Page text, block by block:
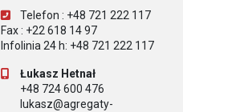
Telefon : +48 721 222 117
Fax : +22 618 14 97
Infolinia 24 h: +48 721 222 117
Łukasz Hetnał
+48 724 600 476
lukasz@agregaty-